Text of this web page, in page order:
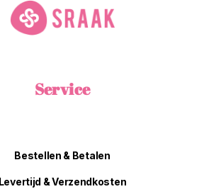
Service
Bestellen & Betalen
Levertijd & Verzendkosten